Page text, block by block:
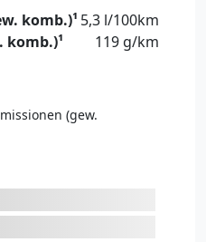
komb.)¹ 5,3 l/100km
komb.)¹
119 g/km
(gew.